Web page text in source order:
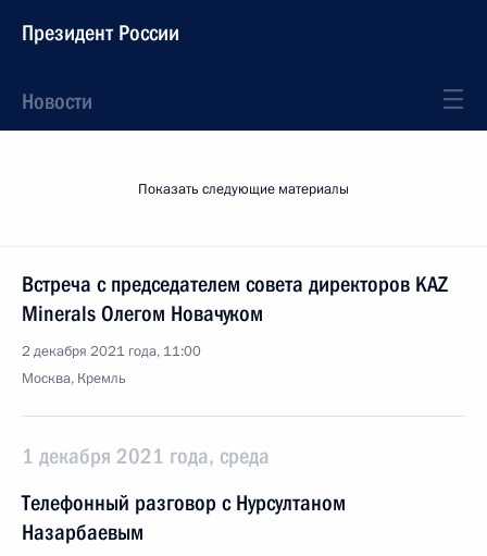
Президент России
Новости
Показать следующие материалы
Встреча с председателем совета директоров KAZ
Minerals Олегом Новачуком
2 декабря 2021 года, 11:00
Москва, Кремль
1 декабря 2021 года, среда
Телефонный разговор с Нурсултаном
Назарбаевым